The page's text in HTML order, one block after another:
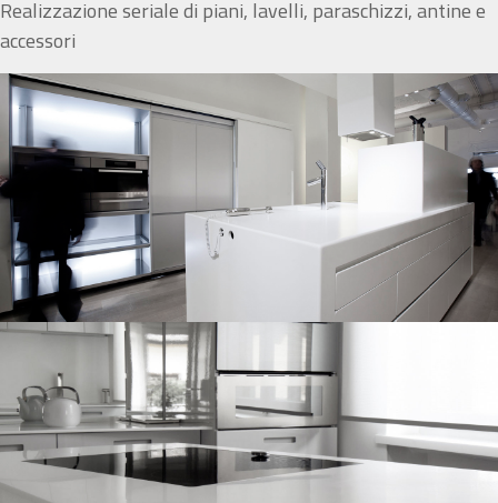
Realizzazione seriale di piani, lavelli, paraschizzi, antine e
accessori